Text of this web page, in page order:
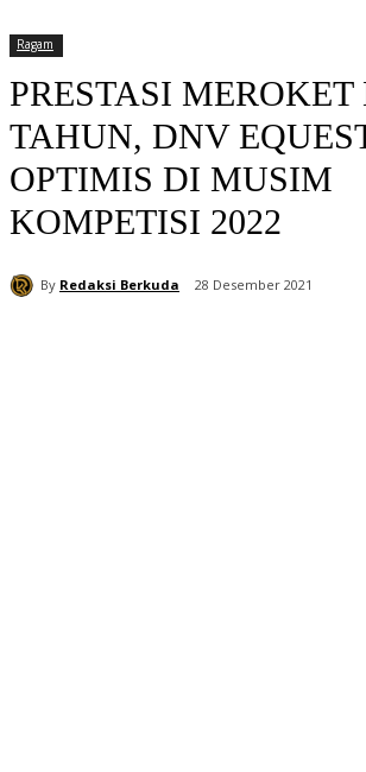
Ragam
PRESTASI
TAHUN, DNV
OPTIMIS DI MUSIM
KOMPETISI 2022
By Redaksi Berkuda 28 Desember 2021